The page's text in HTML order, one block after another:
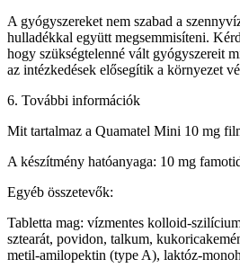
A gyógyszereket nem szabad a
hulladékkal együtt megsemmisíteni.
hogy szükségtelenné vált gyógyszereit
az intézkedések elősegítik a környezet
6. További információk
Mit tartalmaz a Quamatel Mini 10 mg
A készítmény hatóanyaga: 10 mg
Egyéb összetevők:
Tabletta mag: vízmentes kolloid-
sztearát, povidon, talkum,
metil-amilopektin (type A), laktóz-